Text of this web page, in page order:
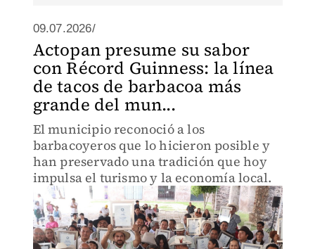
09.07.2026/
Actopan presume su sabor
con Récord Guinness: la línea
de tacos de barbacoa más
grande del mun...
El municipio reconoció a los
barbacoyeros que lo hicieron posible y
han preservado una tradición que hoy
impulsa el turismo y la economía local.